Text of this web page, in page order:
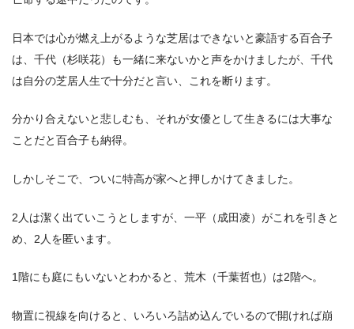
日本では心が燃え上がるような芝居はできないと豪語する百合子
は、千代（杉咲花）も一緒に来ないかと声をかけましたが、千代
は自分の芝居人生で十分だと言い、これを断ります。
分かり合えないと悲しむも、それが女優として生きるには大事な
ことだと百合子も納得。
しかしそこで、ついに特高が家へと押しかけてきました。
2人は潔く出ていこうとしますが、一平（成田凌）がこれを引きと
め、2人を匿います。
1階にも庭にもいないとわかると、荒木（千葉哲也）は2階へ。
物置に視線を向けると、いろいろ詰め込んでいるので開ければ崩